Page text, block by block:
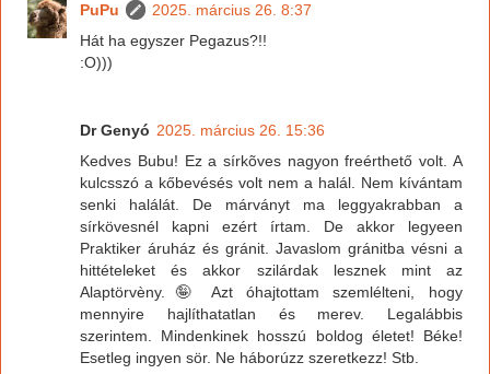
PuPu
2025. március 26. 8:37
Hát ha egyszer Pegazus?!!
:O)))
Dr Genyó 2025. március 26. 15:36
Kedves Bubu! Ez a sírkõves nagyon freérthető volt. A
kulcsszó a kőbevésés volt nem a halál. Nem kívántam
senki halálát. De márványt ma leggyakrabban a
sírkövesnél kapni ezért írtam. De akkor legyeen
Praktiker áruház és gránit. Javaslom gránitba vésni a
hittételeket és akkor szilárdak lesznek mint az
Alaptörvèny.🤪 Azt óhajtottam szemlélteni, hogy
mennyire hajlíthatatlan és merev. Legalábbis
szerintem. Mindenkinek hosszú boldog életet! Béke!
Esetleg ingyen sör. Ne háborúzz szeretkezz! Stb.